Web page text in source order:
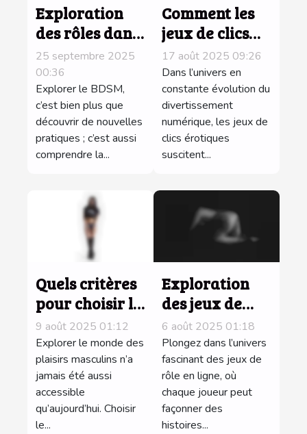
Exploration
des rôles dans
le BDSM : créer
une
dynamique
équilibrée
25 septembre 2025
00:36
Explorer le BDSM,
c’est bien plus que
découvrir de nouvelles
pratiques ; c’est aussi
comprendre la...
Comment les
jeux de clics
érotiques
influencent-ils
les tendances
du jeu en ligne
?
17 août 2025 09:26
Dans l’univers en
constante évolution du
divertissement
numérique, les jeux de
clics érotiques
suscitent...
Quels critères
pour choisir le
meilleur sex-
toy pour
homme ?
9 août 2025 01:12
Explorer le monde des
plaisirs masculins n’a
jamais été aussi
accessible
qu’aujourd’hui. Choisir
le...
Exploration
des jeux de
rôle en ligne :
comment créer
un harem
virtuel ?
6 août 2025 01:18
Plongez dans l’univers
fascinant des jeux de
rôle en ligne, où
chaque joueur peut
façonner des
histoires...